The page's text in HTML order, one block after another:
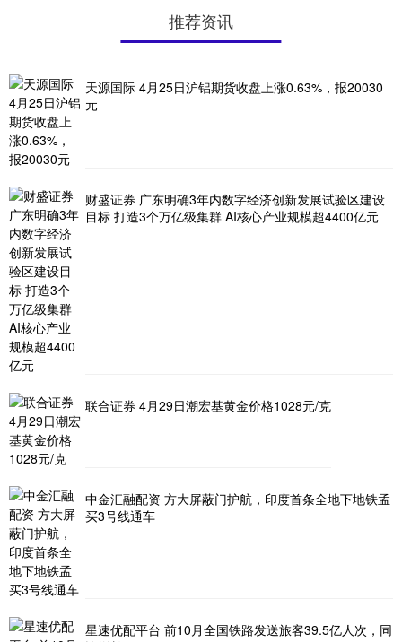
推荐资讯
天源国际 4月25日沪铝期货收盘上涨0.63%，报20030
元
财盛证券 广东明确3年内数字经济创新发展试验区建设
目标 打造3个万亿级集群 AI核心产业规模超4400亿元
联合证券 4月29日潮宏基黄金价格1028元/克
中金汇融配资 方大屏蔽门护航，印度首条全地下地铁孟
买3号线通车
星速优配平台 前10月全国铁路发送旅客39.5亿人次，同